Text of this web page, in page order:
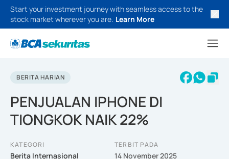
Start your investment journey with seamless access to the
stock market wherever you are. Learn More
BERITA HARIAN
PENJUALAN IPHONE DI
TIONGKOK NAIK 22%
KATEGORI
Berita Internasional
TERBIT PADA
14 November 2025